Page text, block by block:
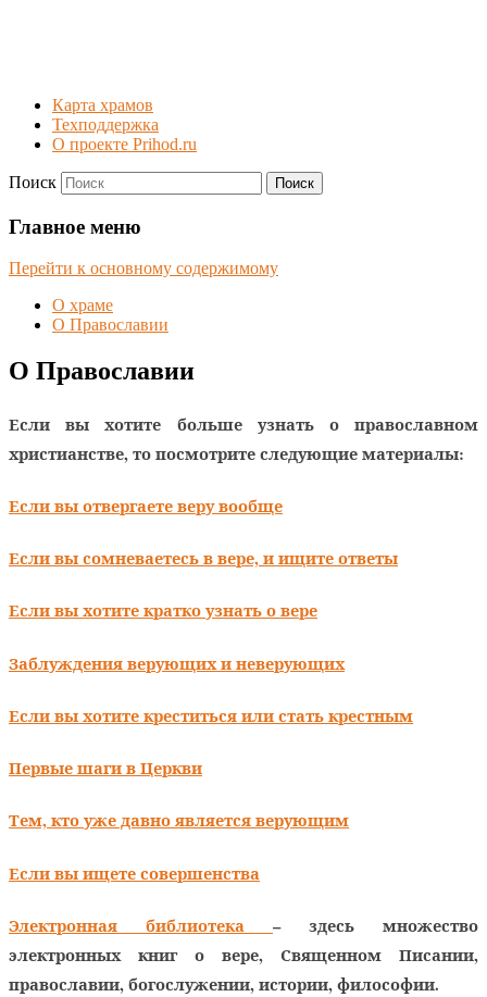
Карта храмов
Техподдержка
О проекте Prihod.ru
Богоявленский храм г.
Серпухов
Поиск
Главное меню
Перейти к основному содержимому
О храме
О Православии
О Православии
Если вы хотите больше узнать о православном
христианстве, то посмотрите следующие материалы:
Если вы отвергаете веру вообще
Если вы сомневаетесь в вере, и ищите ответы
Если вы хотите кратко узнать о вере
Заблуждения верующих и неверующих
Если вы хотите креститься или стать крестным
Первые шаги в Церкви
Тем, кто уже давно является верующим
Если вы ищете совершенства
Электронная библиотека – здесь множество
электронных книг о вере, Священном Писании,
православии, богослужении, истории, философии.